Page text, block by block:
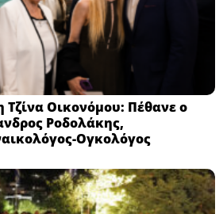
Τζίνα Οικονόμου: Πέθανε ο
Ροδολάκης,
Ογκολόγος